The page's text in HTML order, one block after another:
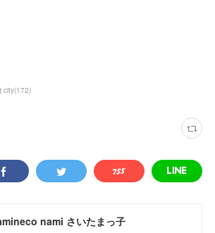
city(172)
nami さいたまっ子